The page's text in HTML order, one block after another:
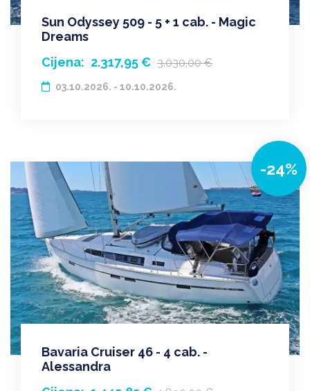
Sun Odyssey 509 - 5 + 1 cab. - Magic
Dreams
Cijena: 2.317,95 € 3.030,00 €
03.10.2026. - 10.10.2026.
-24%
Bavaria Cruiser 46 - 4 cab. -
Alessandra